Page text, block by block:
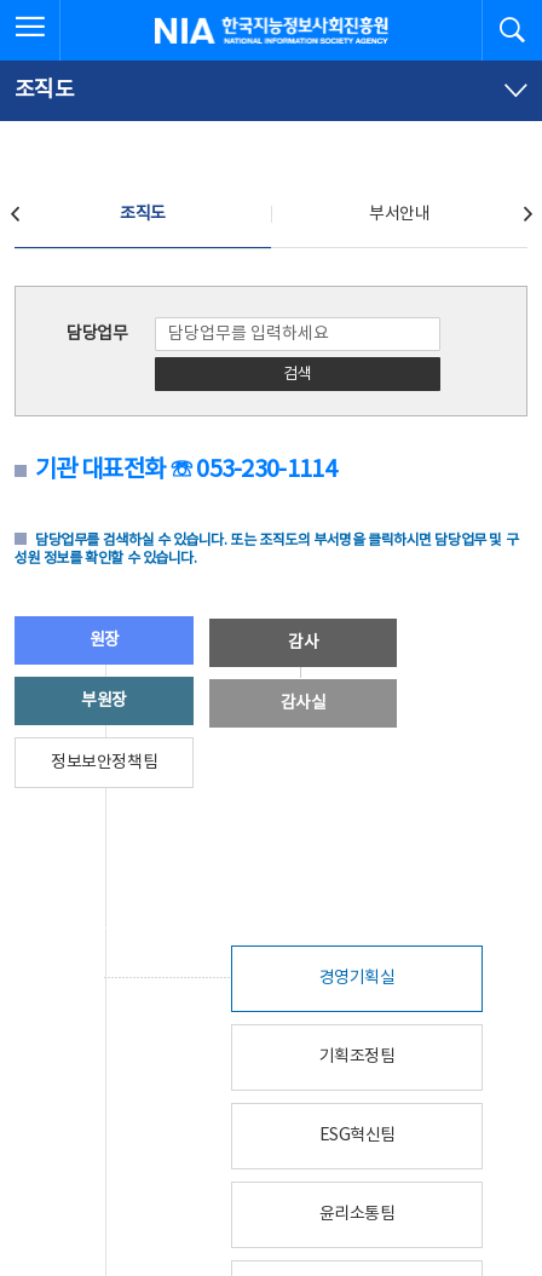
문
로
가
체
뉴
바
가
한국지능정보사회진흥원
조직도
조직도 부서안내
담당업무
검색
기관 대표전화 ☏ 053-230-1114
담당업무를 검색하실 수 있습니다. 또는 조직도의 부서명을 클릭하시면 담당업무 및 구
성원 정보를 확인할 수 있습니다.
원장
부원장
정보보안정책팀
감사
감사실
경영기획실
기획조정팀
ESG혁신팀
윤리소통팀